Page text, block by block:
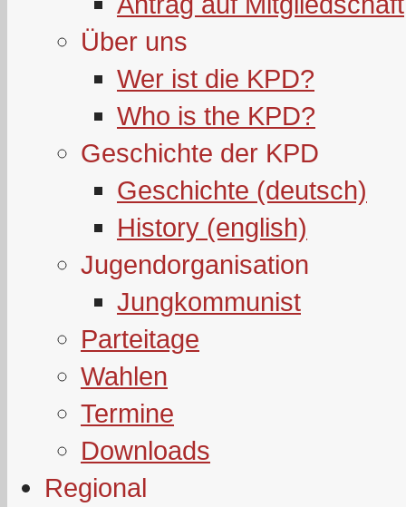
Über uns
Wer ist die KPD?
Who is the KPD?
Geschichte der KPD
Geschichte (deutsch)
History (english)
Jugendorganisation
Jungkommunist
Parteitage
Wahlen
Termine
Downloads
Regional